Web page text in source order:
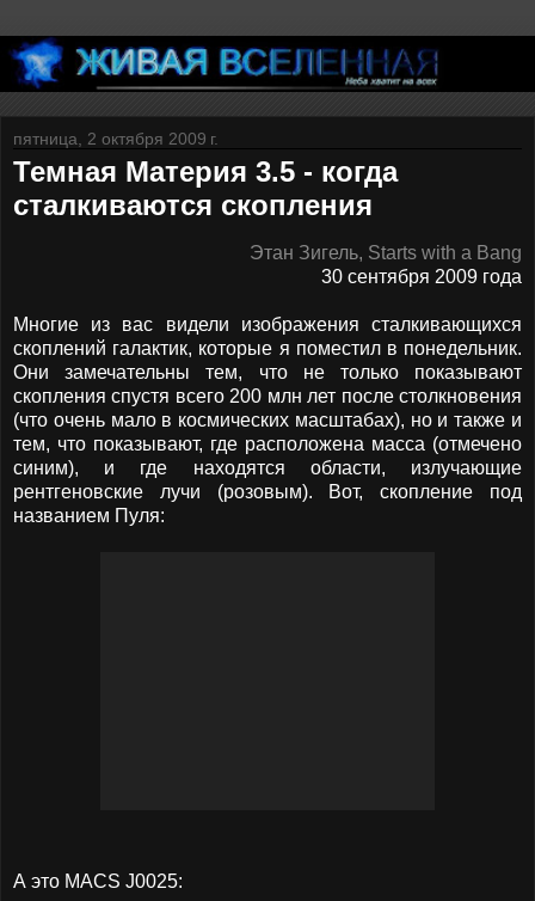
пятница, 2 октября 2009 г.
Темная Материя 3.5 - когда
сталкиваются скопления
Этан Зигель, Starts with a Bang
30 сентября 2009 года
Многие из вас видели изображения сталкивающихся
скоплений галактик, которые я поместил в понедельник.
Они замечательны тем, что не только показывают
скопления спустя всего 200 млн лет после столкновения
(что очень мало в космических масштабах), но и также и
тем, что показывают, где расположена масса (отмечено
синим), и где находятся области, излучающие
рентгеновские лучи (розовым). Вот, скопление под
названием Пуля:
А это MACS J0025: